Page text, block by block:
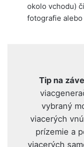
okolo vchodu) či
fotografie alebo
Tip na
vybraný
viacerých
prízemie a
viacerých